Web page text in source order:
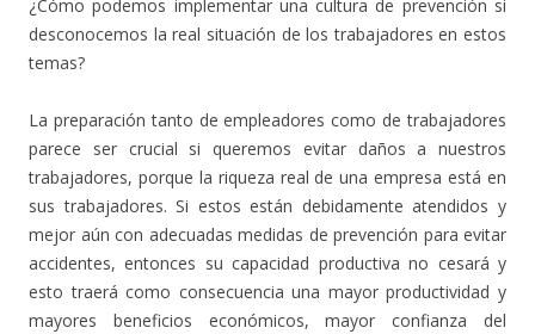
¿Cómo podemos implementar una cultura de prevención si
desconocemos la real situación de los trabajadores en estos
temas?
La preparación tanto de empleadores como de trabajadores
parece ser crucial si queremos evitar daños a nuestros
trabajadores, porque la riqueza real de una empresa está en
sus trabajadores. Si estos están debidamente atendidos y
mejor aún con adecuadas medidas de prevención para evitar
accidentes, entonces su capacidad productiva no cesará y
esto traerá como consecuencia una mayor productividad y
mayores beneficios económicos, mayor confianza del